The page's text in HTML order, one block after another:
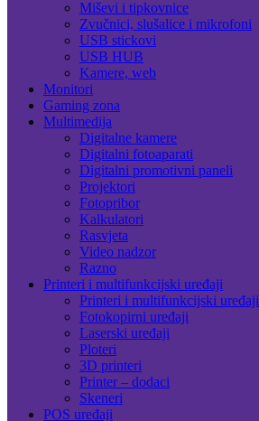
Miševi i tipkovnice
Zvučnici, slušalice i mikrofoni
USB stickovi
USB HUB
Kamere, web
Monitori
Gaming zona
Multimedija
Digitalne kamere
Digitalni fotoaparati
Digitalni promotivni paneli
Projektori
Fotopribor
Kalkulatori
Rasvjeta
Video nadzor
Razno
Printeri i multifunkcijski uređaji
Printeri i multifunkcijski uređaji
Fotokopirni uređaji
Laserski uređaji
Ploteri
3D printeri
Printer – dodaci
Skeneri
POS uređaji